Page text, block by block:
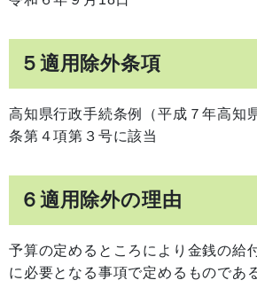
５適用除外条項
高知県行政手続条例（平成７年高知
条第４項第３号に該当
６適用除外の理由
予算の定めるところにより金銭の給
に必要となる事項で定めるものであ